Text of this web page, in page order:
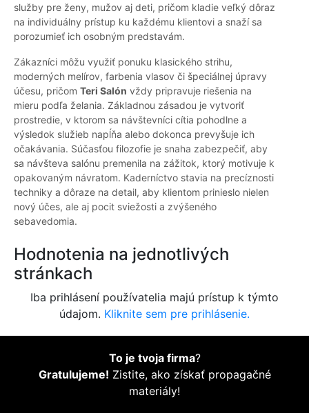
služby pre ženy, mužov aj deti, pričom kladie veľký dôraz
na individuálny prístup ku každému klientovi a snaží sa
porozumieť ich osobným predstavám.
Zákazníci môžu využiť ponuku klasického strihu,
moderných melírov, farbenia vlasov či špeciálnej úpravy
účesu, pričom Teri Salón vždy pripravuje riešenia na
mieru podľa želania. Základnou zásadou je vytvoriť
prostredie, v ktorom sa návštevníci cítia pohodlne a
výsledok služieb napĺňa alebo dokonca prevyšuje ich
očakávania. Súčasťou filozofie je snaha zabezpečiť, aby
sa návšteva salónu premenila na zážitok, ktorý motivuje k
opakovaným návratom. Kaderníctvo stavia na precíznosti
techniky a dôraze na detail, aby klientom prinieslo nielen
nový účes, ale aj pocit sviežosti a zvýšeného
sebavedomia.
Hodnotenia na jednotlivých
stránkach
Iba prihlásení používatelia majú prístup k týmto
údajom. Kliknite sem pre prihlásenie.
To je tvoja firma?
Gratulujeme! Zistite, ako získať propagačné
materiály!